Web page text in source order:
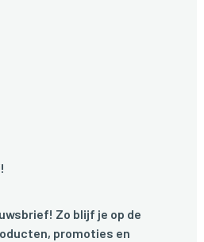
Zo blijf je op de
promoties en